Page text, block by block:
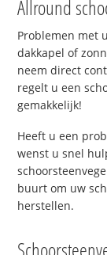
Allround
Problemen met
dakkapel of
neem direct
regelt u een
gemakkelijk!
Heeft u een
wenst u snel
buurt om uw
herstellen.